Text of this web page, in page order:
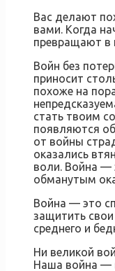
Вас делают
вами. Когда
превращают в
Войн без
приносит
похоже на
стать твоим
появляются
от войны
оказались
воли. Война —
обманутым
Война — это
защитить
среднего и
Ни великой
Наша война —